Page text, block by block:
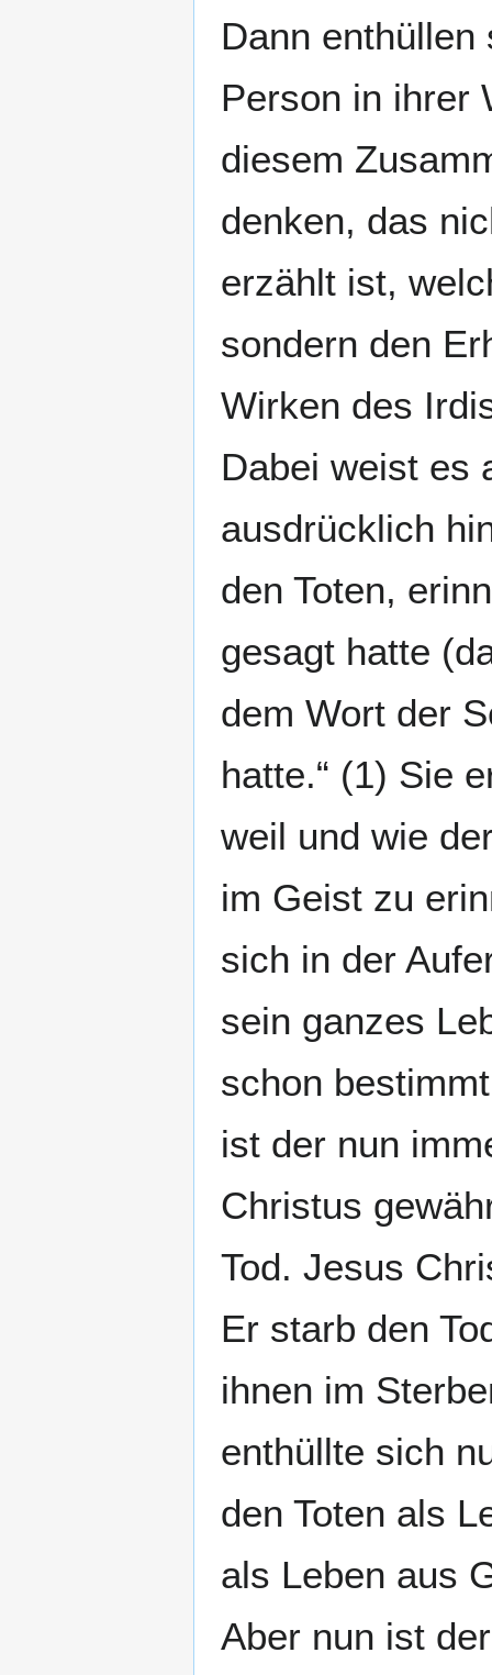
Dann
Person in ihrer
diesem
denken, das
erzählt ist,
sondern den
Wirken des
Dabei weist es
ausdrücklich
den Toten,
gesagt hatte
dem Wort der
hatte.“ (1) Sie
weil und wie
im Geist zu
sich in der
sein ganzes
schon
ist der nun
Christus
Tod. Jesus
Er starb den
ihnen im
enthüllte sich
den Toten als
als Leben aus
Aber nun ist